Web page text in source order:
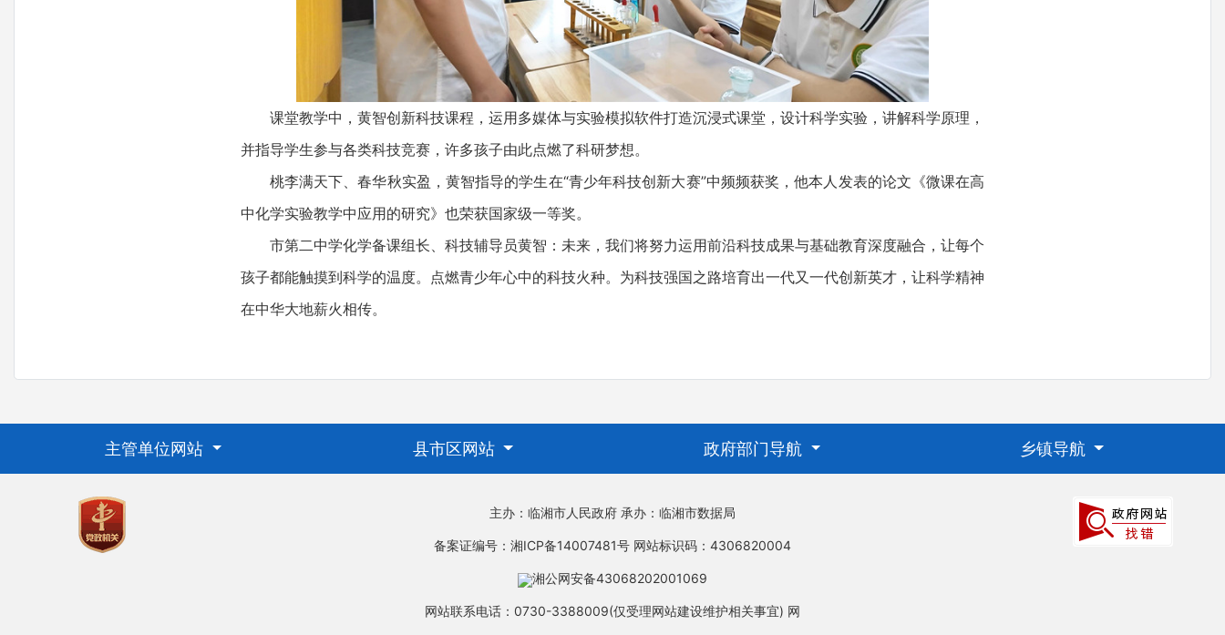
课堂教学中，黄智创新科技课程，运用多媒体与实验模拟软件打造沉浸式课堂，设计科学实验，讲解科学原理，
并指导学生参与各类科技竞赛，许多孩子由此点燃了科研梦想。
桃李满天下、春华秋实盈，黄智指导的学生在“青少年科技创新大赛”中频频获奖，他本人发表的论文《微课在高
中化学实验教学中应用的研究》也荣获国家级一等奖。
市第二中学化学备课组长、科技辅导员黄智：未来，我们将努力运用前沿科技成果与基础教育深度融合，让每个
孩子都能触摸到科学的温度。点燃青少年心中的科技火种。为科技强国之路培育出一代又一代创新英才，让科学精神
在中华大地薪火相传。
主管单位网站 县市区网站 政府部门导航 乡镇导航
主办：临湘市人民政府 承办：临湘市数据局
备案证编号：湘ICP备14007481号 网站标识码：4306820004
湘公网安备43068202001069
网站联系电话：0730-3388009(仅受理网站建设维护相关事宜) 网